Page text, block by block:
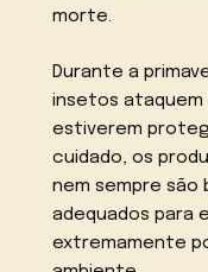
morte.
Durante a
insetos ataquem
estiverem
cuidado, os
nem sempre são
adequados para
extremamente